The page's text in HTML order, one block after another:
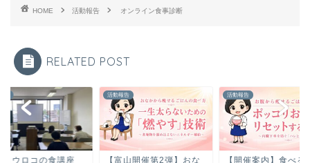
HOME 活動報告 オンライン食事診断
RELATED POST
らウロコの食講座
活動報告
【富山開催第2弾】おな
活動報告
【開催案内】食べる